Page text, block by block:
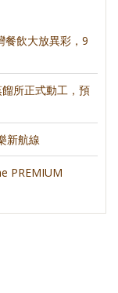
餐飲大放異彩，9
所正式動工，預
新航線
PREMIUM